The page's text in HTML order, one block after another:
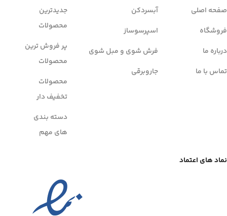
صفحه اصلی
فروشگاه
درباره ما
تماس با ما
آبسردکن
اسپرسوساز
فرش شوی و مبل شوی
جاروبرقی
جدیدترین
محصولات
پر فروش ترین
محصولات
محصولات
تخفیف دار
دسته بندی
های مهم
نماد های اعتماد